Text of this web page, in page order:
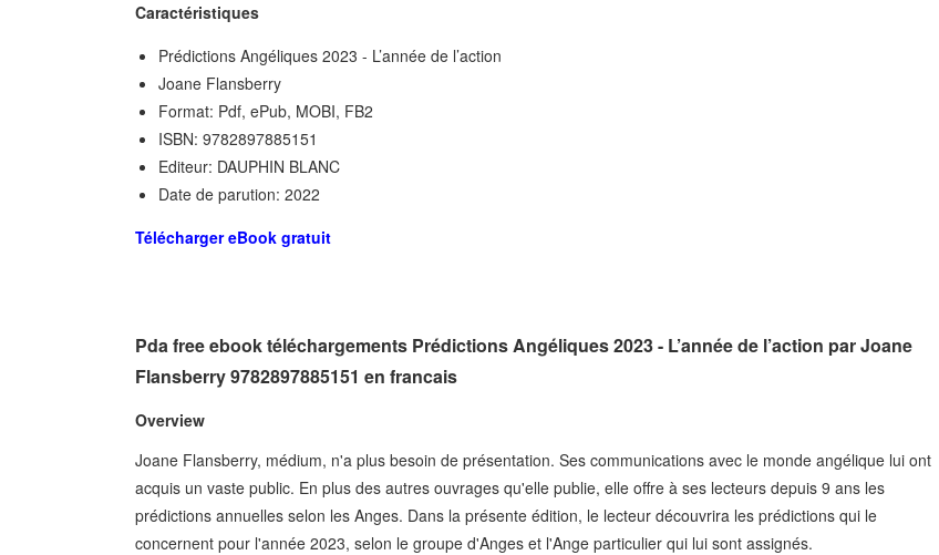
Caractéristiques
Prédictions Angéliques 2023 - L’année de l’action
Joane Flansberry
Format: Pdf, ePub, MOBI, FB2
ISBN: 9782897885151
Editeur: DAUPHIN BLANC
Date de parution: 2022
Télécharger eBook gratuit
Pda free ebook téléchargements Prédictions Angéliques 2023 - L’année de l’action par Joane
Flansberry 9782897885151 en francais
Overview
Joane Flansberry, médium, n'a plus besoin de présentation. Ses communications avec le monde angélique lui ont
acquis un vaste public. En plus des autres ouvrages qu'elle publie, elle offre à ses lecteurs depuis 9 ans les
prédictions annuelles selon les Anges. Dans la présente édition, le lecteur découvrira les prédictions qui le
concernent pour l'année 2023, selon le groupe d'Anges et l'Ange particulier qui lui sont assignés.